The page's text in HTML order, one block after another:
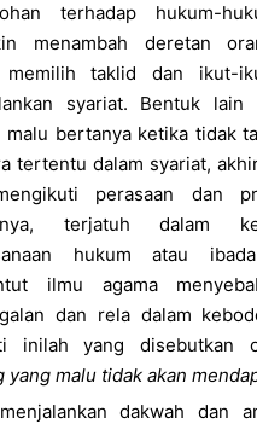
terhadap hukum-
menambah deretan
memilih taklid dan ikut-
syariat. Bentuk
malu bertanya ketika tidak
tertentu dalam syariat,
perasaan dan
terjatuh dalam
hukum atau
ilmu agama
dan rela dalam
inilah yang disebutkan
yang malu tidak akan
dakwah dan